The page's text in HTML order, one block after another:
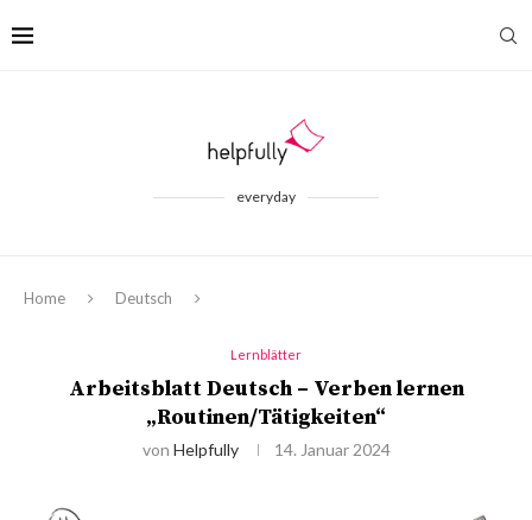
everyday
Home Deutsch
Lernblätter
Arbeitsblatt Deutsch – Verben lernen
„Routinen/Tätigkeiten“
von Helpfully 14. Januar 2024